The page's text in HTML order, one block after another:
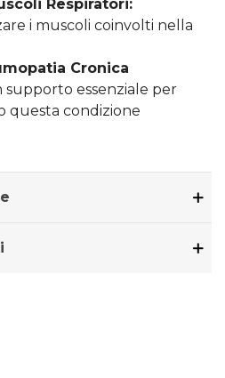
Respiratori:
i muscoli coinvolti nella
Cronica
essenziale per
questa condizione